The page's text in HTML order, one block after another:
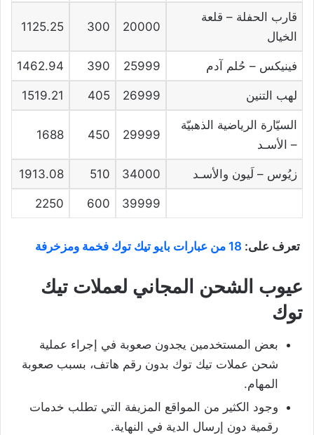
قارب الحفلة – قلعة
الخيال
20000
300
1125.25
فينيكس – حُلم آدم 25999
390
1462.94
لهب التنين 26999
405
1519.21
السيّارة الرياضية الذهبيّة
– الأسـد
29999
450
1688
زيُوس – لَيون والأسـد 34000
510
1913.08
39999
600
2250
تعرف على: 18 من عبارات بايو تيك توك فخمة ومزخرفة
عيوب الشحن المجاني لعملات تيك
توك
بعض المستخدمين يجدون صعوبة في إجراء عملية
شحن عملات تيك توك بدون رقم هاتف، بسبب صعوبة
المهام.
وجود الكثير من المواقع المزيفة التي تطلب خدمات
رقمية دون إرسال الدية في النهاية.